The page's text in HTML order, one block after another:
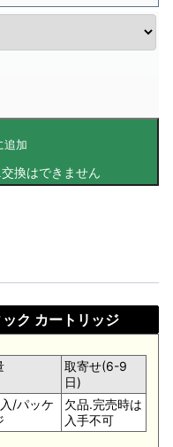
追加
ク カートリッジ
取寄せ(6-9
日)
/パッケ
欠品.完売時は
入手不可